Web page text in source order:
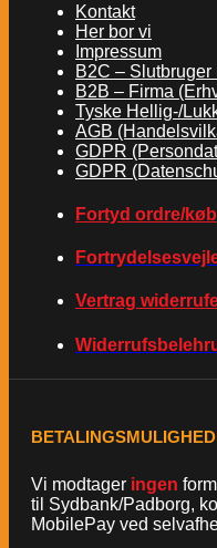
Kontakt
Her bor vi
Impressum
B2C –
B2B – Firma
Tyske Hellig-/
AGB
GDPR
GDPR
Fortyd ordre/køb
Vertrag
Vi modtager ingen
til Sydbank/Padborg,
MobilePay ved